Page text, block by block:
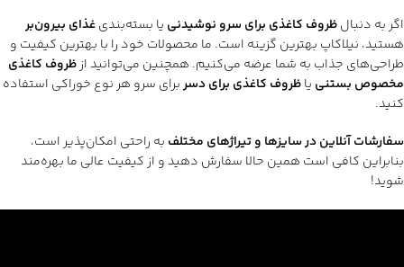
اگر به دنبالظروف کاغذی برای سرو نوشیدنی یا بسته‌بندیغذای بیرون‌بر
هستید، نیلاکاپ بهترین گزینه است. ما محصولات خود را با بهترین کیفیت و
طراحی‌های جذاب به شما عرضه می‌کنیم. همچنین می‌توانید ازظروف کاغذی
مخصوص بستنی یاظروف کاغذی برای دسربرای سرو هر نوع خوراکی استفاده
کنید.
سفارشات آنلاین در سایزها و تیراژهای مختلف به راحتی امکان‌پذیر است،
بنابراین کافی است همین حالا سفارش دهید و از کیفیت عالی ما بهره‌مند
شوید!